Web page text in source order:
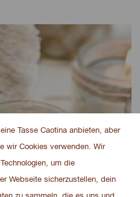
Tasse Caotina anbieten, aber
wir Cookies verwenden. Wir
um die
Webseite sicherzustellen, dein